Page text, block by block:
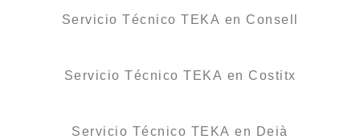
Servicio Técnico TEKA en Consell
Servicio Técnico TEKA en Costitx
Servicio Técnico TEKA en Deià